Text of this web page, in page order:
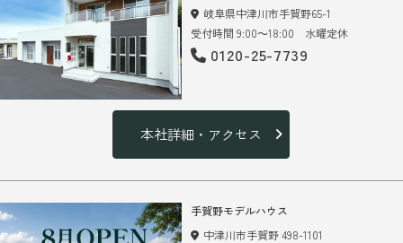
岐阜県中津川市手賀野65-1
受付時間 9:00～18:00 水曜定休
0120-25-7739
本社詳細・アクセス
手賀野モデルハウス
中津川市手賀野 498-1101